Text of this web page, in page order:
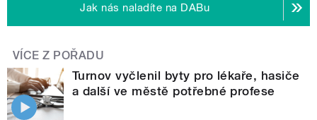
Jak nás naladíte na DABu
VÍCE Z POŘADU
Turnov vyčlenil byty pro lékaře, hasiče
a další ve městě potřebné profese